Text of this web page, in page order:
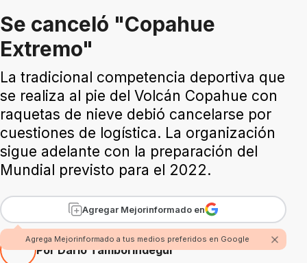
Se canceló "Copahue
Extremo"
La tradicional competencia deportiva que
se realiza al pie del Volcán Copahue con
raquetas de nieve debió cancelarse por
cuestiones de logística. La organización
sigue adelante con la preparación del
Mundial previsto para el 2022.
Agregar Mejorinformado en
Agrega Mejorinformado a tus medios preferidos en Google
Por Darío Tamborindegui